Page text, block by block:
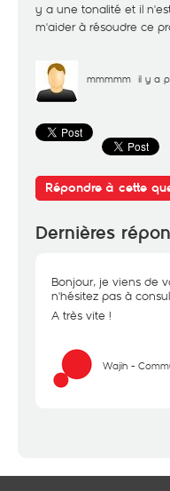
y a une tonalité et il
m'aider à résoudre ce
mmmmm il y a
Répondre à cette
Dernières
Bonjour, je viens de
n'hésitez pas à
A très vite !
Wajih -